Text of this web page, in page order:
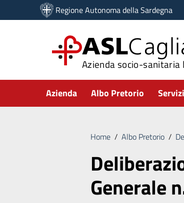
Vai ai contenuti
Vai al menu di navigazione
Regione Autonoma della Sardegna
ASL
Azienda socio-sanitaria
Submenu
Azienda Albo Pretorio Servizi
Home / Albo Pretorio /
Generale